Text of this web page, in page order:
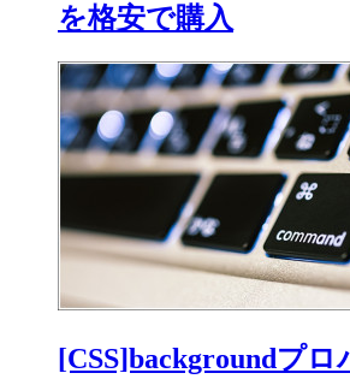
を格安で購入
[CSS]backgroundプロ